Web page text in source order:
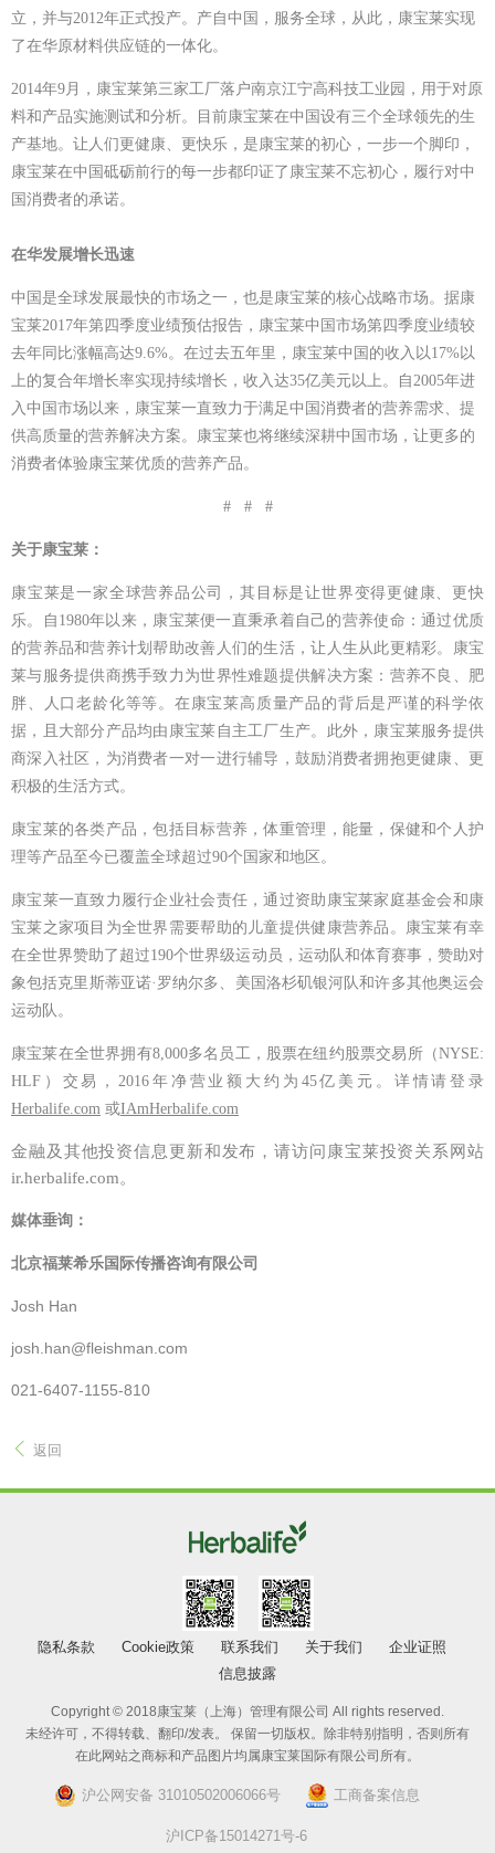
立，并与2012年正式投产。产自中国，服务全球，从此，康宝莱实现
了在华原材料供应链的一体化。
2014年9月，康宝莱第三家工厂落户南京江宁高科技工业园，用于对原
料和产品实施测试和分析。目前康宝莱在中国设有三个全球领先的生
产基地。让人们更健康、更快乐，是康宝莱的初心，一步一个脚印，
康宝莱在中国砥砺前行的每一步都印证了康宝莱不忘初心，履行对中
国消费者的承诺。
在华发展增长迅速
中国是全球发展最快的市场之一，也是康宝莱的核心战略市场。据康
宝莱2017年第四季度业绩预估报告 ，康宝莱中国市场第四季度业绩较
去年同比涨幅高达9.6%。在过去五年里，康宝莱中国的收入以17%以
上的复合年增长率实现持续增长，收入达35亿美元以上。自2005年进
入中国市场以来，康宝莱一直致力于满足中国消费者的营养需求、提
供高质量的营养解决方案。康宝莱也将继续深耕中国市场，让更多的
消费者体验康宝莱优质的营养产品。
# # #
关于康宝莱：
康宝莱是一家全球营养品公司，其目标是让世界变得更健康、更快
乐。自 1980年以来，康宝莱便一直秉承着自己的营养使命：通过优质
的营养品和营养计划帮助改善人们的生活，让人生从此更精彩。康宝
莱与服务提供商携手致力为世界性难题提供解决方案：营养不良、肥
胖、人口老龄化等等。在康宝莱高质量产品的背后是严谨的科学依
据，且大部分产品均由康宝莱自主工厂生产。此外，康宝莱服务提供
商深入社区，为消费者一对一进行辅导，鼓励消费者拥抱更健康、更
积极的生活方式。
康宝莱的各类产品，包括目标营养，体重管理，能量，保健和个人护
理等产品至今已覆盖全球超过90个国家和地区。
康宝莱一直致力履行企业社会责任，通过资助康宝莱家庭基金会和康
宝莱之家项目为全世界需要帮助的儿童提供健康营养品。康宝莱有幸
在全世界赞助了超过190个世界级运动员，运动队和体育赛事，赞助对
象包括克里斯蒂亚诺· 罗纳尔多、美国洛杉矶银河队和许多其他奥运会
运动队。
康宝莱在全世界拥有8,000多名员工，股票在纽约股票交易所（NYSE:
HLF ）交易， 2016 年净营业额大约为 45亿美元。详情请登录
Herbalife.com 或IAmHerbalife.com
金融及其他投资信息更新和发布，请访问康宝莱投资关系网站
ir.herbalife.com。
媒体垂询：
北京福莱希乐国际传播咨询有限公司
Josh Han
josh.han@fleishman.com
021-6407-1155-810
返回
隐私条款 Cookie政策 联系我们 关于我们
企业证照
信息披露
Copyright © 2018康宝莱（上海）管理有限公司 All rights reserved.
未经许可，不得转载、翻印/发表。 保留一切版权。除非特别指明，否则所有
在此网站之商标和产品图片均属康宝莱国际有限公司所有。
沪公网安备 31010502006066号 工商备案信息
沪ICP备15014271号-6